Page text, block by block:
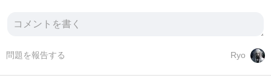
Ryo
問題を報告する